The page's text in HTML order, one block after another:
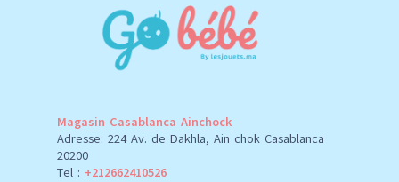
Magasin Casablanca Ainchock
Adresse: 224 Av. de Dakhla, Ain chok Casablanca
20200
Tel : +212662410526